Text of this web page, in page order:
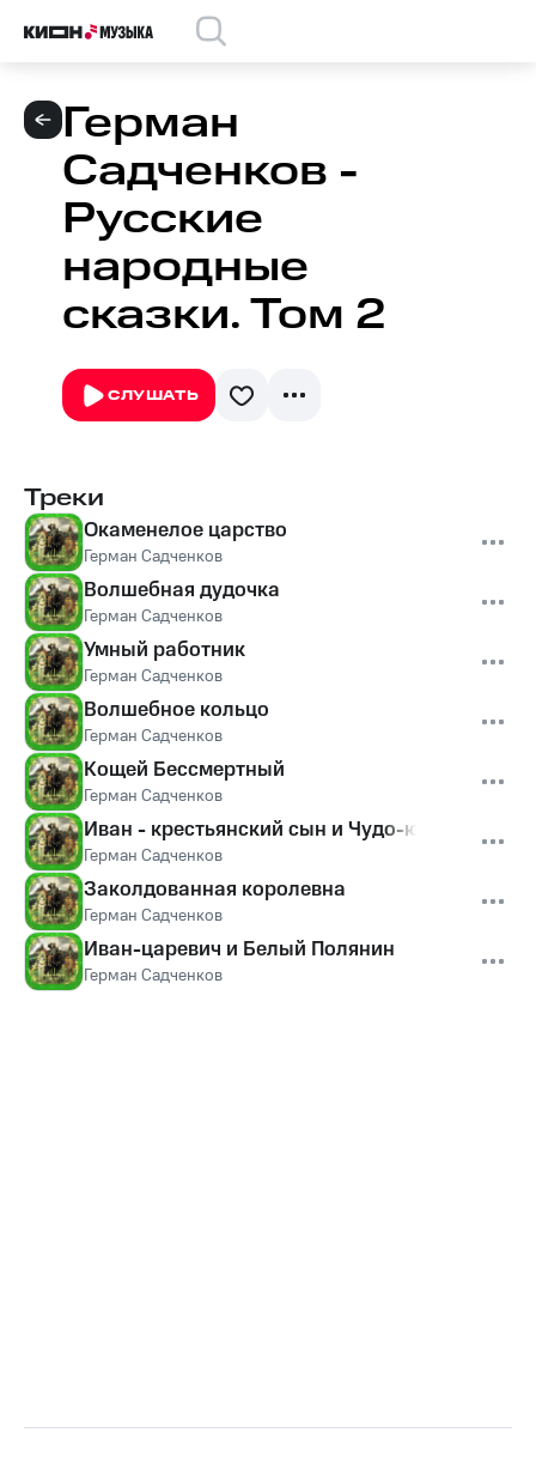
Герман
Садченков -
Русские
народные
сказки. Том 2
СЛУШАТЬ
Треки
Окаменелое царство
Герман Садченков
Волшебная дудочка
Герман Садченков
Умный работник
Герман Садченков
Волшебное кольцо
Герман Садченков
Кощей Бессмертный
Герман Садченков
Иван - крестьянский сын и Чудо-юдо
Герман Садченков
Заколдованная королевна
Герман Садченков
Иван-царевич и Белый Полянин
Герман Садченков